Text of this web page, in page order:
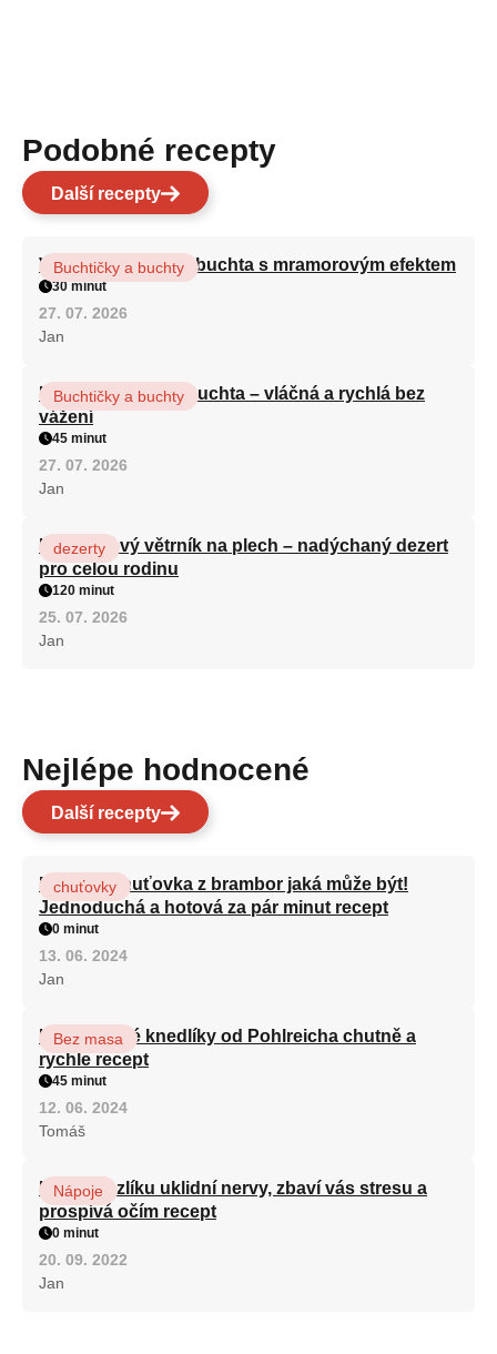
Podobné recepty
Další recepty
Vláčná olejová litá buchta s mramorovým efektem
Buchtičky a buchty
30 minut
27. 07. 2026
Jan
Hrnková maková buchta – vláčná a rychlá bez
vážení
Buchtičky a buchty
45 minut
27. 07. 2026
Jan
Karamelový větrník na plech – nadýchaný dezert
pro celou rodinu
dezerty
120 minut
25. 07. 2026
Jan
Nejlépe hodnocené
Další recepty
Nejlepší chuťovka z brambor jaká může být!
Jednoduchá a hotová za pár minut recept
chuťovky
0 minut
13. 06. 2024
Jan
Karlovarské knedlíky od Pohlreicha chutně a
rychle recept
Bez masa
45 minut
12. 06. 2024
Tomáš
Kořen kozlíku uklidní nervy, zbaví vás stresu a
prospívá očím recept
Nápoje
0 minut
20. 09. 2022
Jan